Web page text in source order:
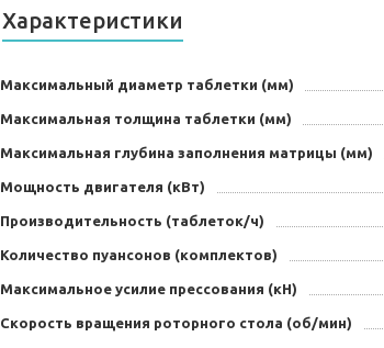
Характеристики
Максимальный диаметр таблетки (мм)
Максимальная толщина таблетки (мм)
Максимальная глубина заполнения матрицы (мм)
Мощность двигателя (кВт)
Производительность (таблеток/ч)
Количество пуансонов (комплектов)
Максимальное усилие прессования (кН)
Скорость вращения роторного стола (об/мин)